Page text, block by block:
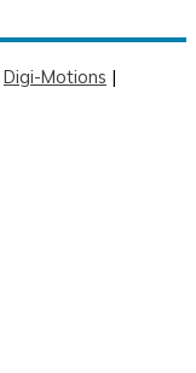
Digi-Motions |